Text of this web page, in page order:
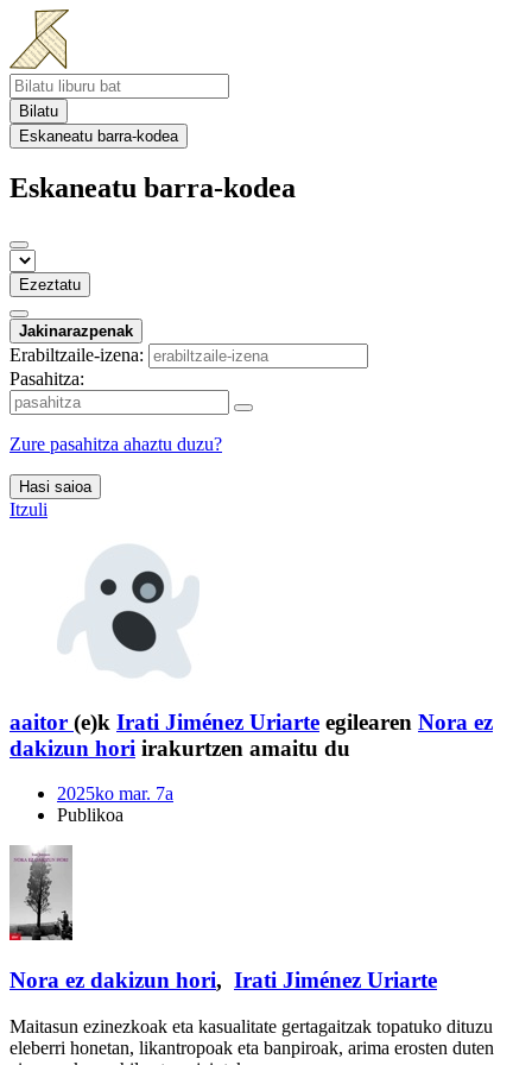
Bilatu
Eskaneatu barra-kodea
Eskaneatu barra-kodea
Ezeztatu
Jakinarazpenak
Erabiltzaile-izena:
Pasahitza:
Zure pasahitza ahaztu duzu?
Hasi saioa
Itzuli
aaitor (e)k Irati Jiménez Uriarte egilearen Nora ez
dakizun hori irakurtzen amaitu du
2025ko mar. 7a
Publikoa
Nora ez dakizun hori, Irati Jiménez Uriarte
Maitasun ezinezkoak eta kasualitate gertagaitzak topatuko dituzu
eleberri honetan, likantropoak eta banpiroak, arima erosten duten